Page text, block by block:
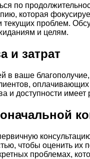
по
которая
проблем.
и целям.
и затрат
в ваше
и доступности
чтобы оценить
проблемах,